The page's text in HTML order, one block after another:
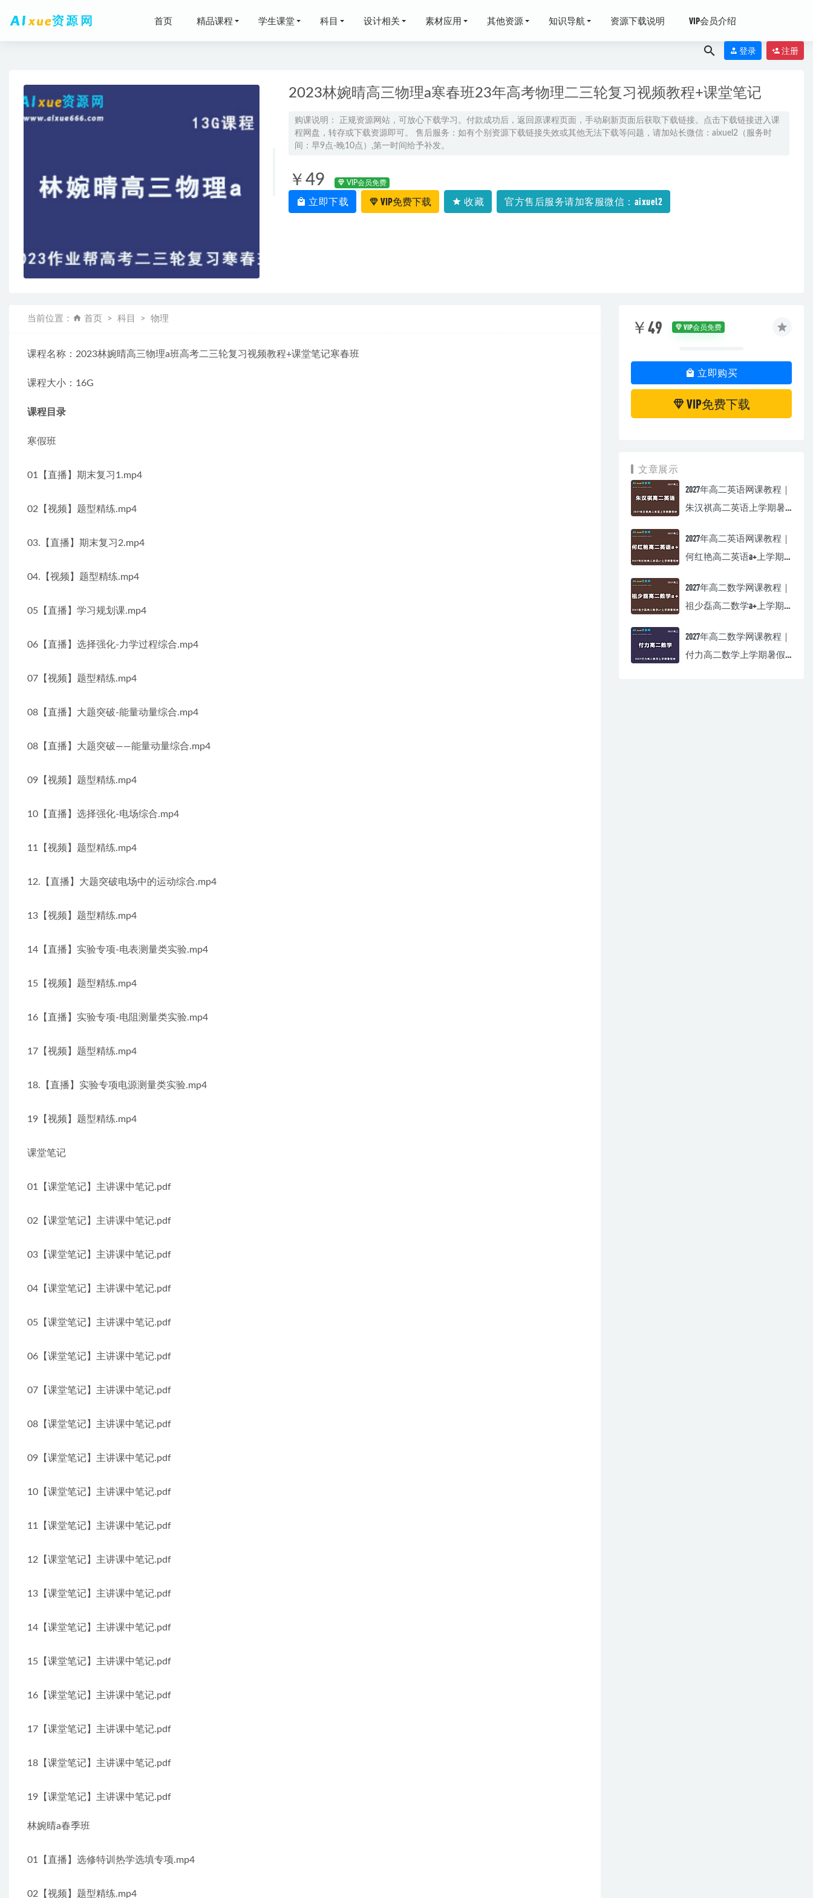
首页 精品课程 学生课堂 科目 设计相关 素材应用 其他资源 知识导航 资源下载说明 VIP会员介绍
登录 注册
2023林婉晴高三物理a寒春班23年高考物理二三轮复习视频教程+课堂笔记
购课说明： 正规资源网站，可放心下载学习。付款成功后，返回原课程页面，手动刷新页面后获取下载链接。点击下载链接进入课
程网盘，转存或下载资源即可。 售后服务：如有个别资源下载链接失效或其他无法下载等问题，请加站长微信：aixuel2（服务时
间：早9点-晚10点）,第一时间给予补发。
￥49 VIP会员免费
立即下载 VIP免费下载 收藏 官方售后服务请加客服微信：aixuel2
当前位置： 首页 科目 物理
课程名称：2023林婉晴高三物理a班高考二三轮复习视频教程+课堂笔记寒春班
课程大小：16G
课程目录
寒假班
01【直播】期末复习1.mp4
02【视频】题型精练.mp4
03.【直播】期末复习2.mp4
04.【视频】题型精练.mp4
05【直播】学习规划课.mp4
06【直播】选择强化-力学过程综合.mp4
07【视频】题型精练.mp4
08【直播】大题突破-能量动量综合.mp4
08【直播】大题突破——能量动量综合.mp4
09【视频】题型精练.mp4
10【直播】选择强化-电场综合.mp4
11【视频】题型精练.mp4
12.【直播】大题突破电场中的运动综合.mp4
13【视频】题型精练.mp4
14【直播】实验专项-电表测量类实验.mp4
15【视频】题型精练.mp4
16【直播】实验专项-电阻测量类实验.mp4
17【视频】题型精练.mp4
18.【直播】实验专项电源测量类实验.mp4
19【视频】题型精练.mp4
课堂笔记
01【课堂笔记】主讲课中笔记.pdf
02【课堂笔记】主讲课中笔记.pdf
03【课堂笔记】主讲课中笔记.pdf
04【课堂笔记】主讲课中笔记.pdf
05【课堂笔记】主讲课中笔记.pdf
06【课堂笔记】主讲课中笔记.pdf
07【课堂笔记】主讲课中笔记.pdf
08【课堂笔记】主讲课中笔记.pdf
09【课堂笔记】主讲课中笔记.pdf
10【课堂笔记】主讲课中笔记.pdf
11【课堂笔记】主讲课中笔记.pdf
12【课堂笔记】主讲课中笔记.pdf
13【课堂笔记】主讲课中笔记.pdf
14【课堂笔记】主讲课中笔记.pdf
15【课堂笔记】主讲课中笔记.pdf
16【课堂笔记】主讲课中笔记.pdf
17【课堂笔记】主讲课中笔记.pdf
18【课堂笔记】主讲课中笔记.pdf
19【课堂笔记】主讲课中笔记.pdf
林婉晴a春季班
01【直播】选修特训热学选填专项.mp4
02【视频】题型精练.mp4
￥49 VIP会员免费
立即购买
VIP免费下载
文章展示
2027年高二英语网课教程｜
朱汉祺高二英语上学期暑
2027年高二英语网课教程｜
何红艳高二英语a+上学期
2027年高二数学网课教程｜
祖少磊高二数学a+上学期
2027年高二数学网课教程｜
付力高二数学上学期暑假
房建施工实战教学课程系列讲解,百度网盘资源打包下载 2022-01-07
高中历史网课教程2023绍轶辰高三历史视频教程+讲义（暑假班+秋季班）
高考越来越近，在最后高考的这段时间里，我们如何快速的去提高成绩
学而思小学语文【44讲-张瑾】三升四年级“畅享语文”教学课程，5.95G百度网盘资源打包